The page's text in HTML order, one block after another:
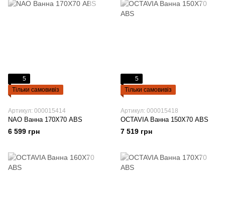
5
Тільки самовивіз
Артикул: 000015414
NAO Ванна 170Х70 ABS
6 599 грн
5
Тільки самовивіз
Артикул: 000015418
OCTAVIA Ванна 150Х70 ABS
7 519 грн